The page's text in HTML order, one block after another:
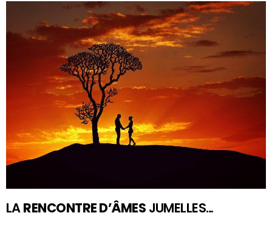
LARENCONTRE D’ÂMES JUMELLES…